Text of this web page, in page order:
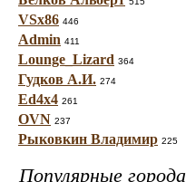
VSx86 446
Admin 411
Lounge_Lizard 364
Гудков А.И. 274
Ed4x4 261
OVN 237
Рыковкин Владимир 225
Популярные города